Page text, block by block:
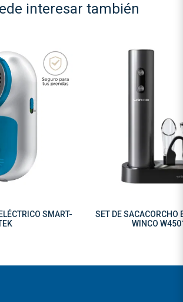
interesar también
SMART-
SET DE SACACORCHO
WINCO